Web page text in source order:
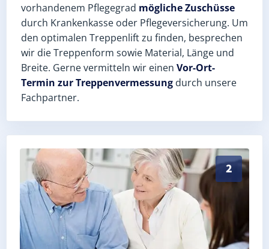
vorhandenem Pflegegrad mögliche Zuschüsse
durch Krankenkasse oder Pflegeversicherung. Um
den optimalen Treppenlift zu finden, besprechen
wir die Treppenform sowie Material, Länge und
Breite. Gerne vermitteln wir einen Vor-Ort-
Termin zur Treppenvermessung durch unsere
Fachpartner.
2
Exaktes Aufmaß in Zeestow (Landkreis Havelland)